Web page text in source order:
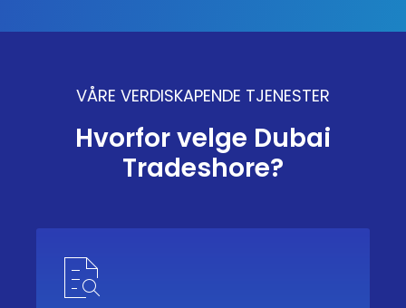
VÅRE VERDISKAPENDE TJENESTER
Hvorfor velge Dubai
Tradeshore?